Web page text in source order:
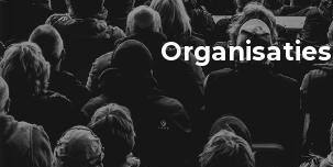
Organisaties